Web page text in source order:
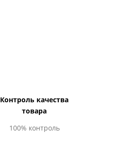
Контроль качества
товара
100% контроль